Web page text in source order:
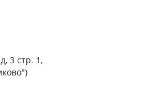
3 стр. 1,